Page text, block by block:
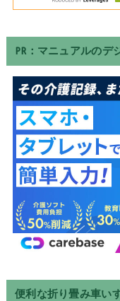
PR：マニュアルのデ
便利な折り畳み車い